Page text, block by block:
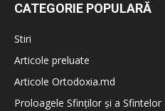
CATEGORIE POPULARĂ
Stiri
Articole preluate
Articole Ortodoxia.md
Proloagele Sfinților și a Sfintelor